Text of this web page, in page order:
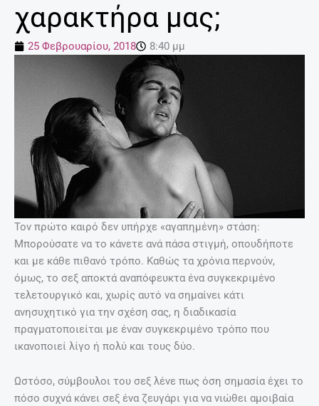
χαρακτήρα μας;
25 Φεβρουαρίου, 2018 8:40 μμ
Τον πρώτο καιρό δεν υπήρχε «αγαπημένη» στάση:
Μπορούσατε να το κάνετε ανά πάσα στιγμή, οπουδήποτε
και με κάθε πιθανό τρόπο. Καθώς τα χρόνια περνούν,
όμως, το σεξ αποκτά αναπόφευκτα ένα συγκεκριμένο
τελετουργικό και, χωρίς αυτό να σημαίνει κάτι
ανησυχητικό για την σχέση σας, η διαδικασία
πραγματοποιείται με έναν συγκεκριμένο τρόπο που
ικανοποιεί λίγο ή πολύ και τους δύο.
Ωστόσο, σύμβουλοι του σεξ λένε πως όση σημασία έχει το
πόσο συχνά κάνει σεξ ένα ζευγάρι για να νιώθει αμοιβαία